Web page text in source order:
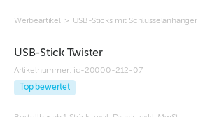
Werbeartikel > USB-Sticks mit Schlüsselanhänger
USB-Stick Twister
Artikelnummer: ic-20000-212-07
Top bewertet